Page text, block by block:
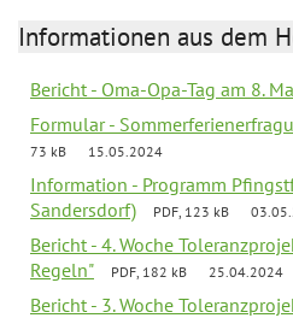
Informationen aus dem
Bericht - Oma-Opa-Tag am 8.
Formular -
73 kB
15.05.2024
Information - Programm
Sandersdorf)
PDF, 123 kB
Bericht - 4. Woche
Regeln"
PDF, 182 kB 25.04.2024
Bericht - 3. Woche